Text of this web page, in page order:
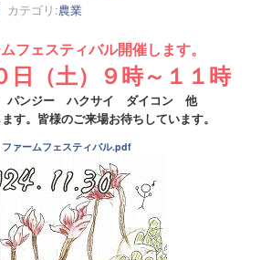
カテゴリ:農業
フェスティバル開催します。
日（土）９時～１１時
パンジー ハクサイ ダイコン 他
す。皆様のご来場お待ちしています。
ファームフェスティバル.pdf